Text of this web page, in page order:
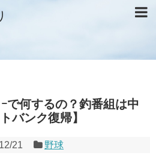
で何するの？釣番組は中
バンク復帰】
21 野球